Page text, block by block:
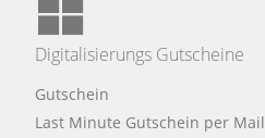
Digitalisierungs Gutscheine
Gutschein
Last Minute Gutschein per Mail